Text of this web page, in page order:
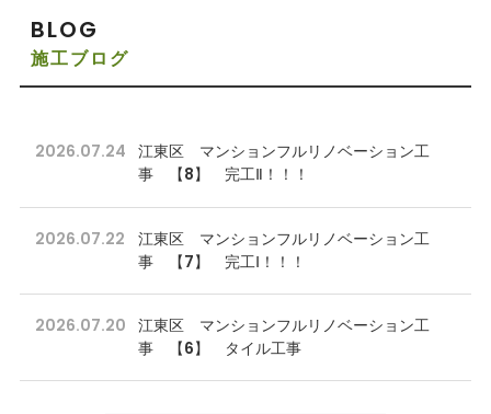
BLOG
施工ブログ
2026.07.24
江東区 マンションフルリノベーション工
事 【8】 完工Ⅱ！！！
2026.07.22
江東区 マンションフルリノベーション工
事 【7】 完工Ⅰ！！！
2026.07.20
江東区 マンションフルリノベーション工
事 【6】 タイル工事